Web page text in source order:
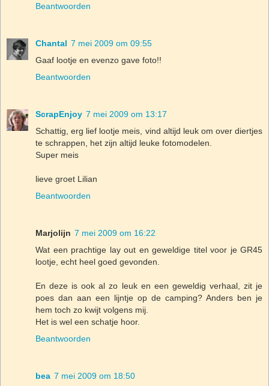
Beantwoorden
Chantal 7 mei 2009 om 09:55
Gaaf lootje en evenzo gave foto!!
Beantwoorden
ScrapEnjoy 7 mei 2009 om 13:17
Schattig, erg lief lootje meis, vind altijd leuk om over diertjes
te schrappen, het zijn altijd leuke fotomodelen.
Super meis
lieve groet Lilian
Beantwoorden
Marjolijn 7 mei 2009 om 16:22
Wat een prachtige lay out en geweldige titel voor je GR45
lootje, echt heel goed gevonden.
En deze is ook al zo leuk en een geweldig verhaal, zit je
poes dan aan een lijntje op de camping? Anders ben je
hem toch zo kwijt volgens mij.
Het is wel een schatje hoor.
Beantwoorden
bea 7 mei 2009 om 18:50